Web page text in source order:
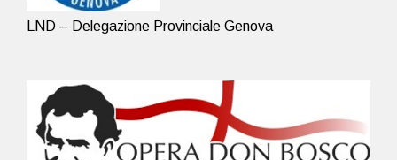
LND – Delegazione Provinciale Genova